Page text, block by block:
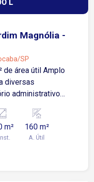
L
Magnólia -
SP
útil Amplo
diversas
administrativo
de rolo
carga e
vagas de
m² 160 m²
A. Útil